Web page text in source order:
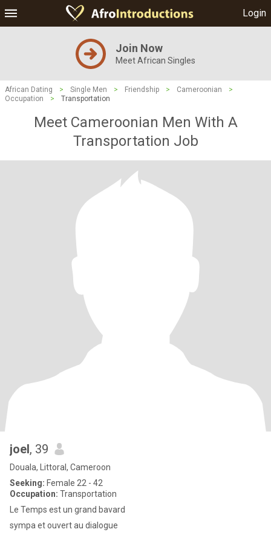
Login
Join Now
Meet African Singles
African Dating > Single Men > Friendship > Cameroonian
>
Occupation
> Transportation
Meet Cameroonian Men With A
Transportation Job
joel, 39
Douala, Littoral, Cameroon
Seeking: Female 22 - 42
Occupation: Transportation
Le Temps est un grand bavard
sympa et ouvert au dialogue